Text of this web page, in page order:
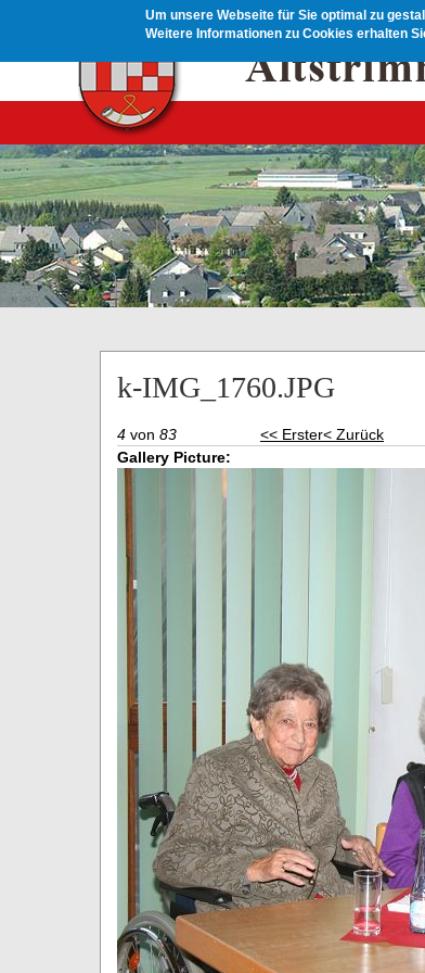
Um unsere Webseite für Sie optimal zu
Weitere Informationen zu Cookies erhalten
k-IMG_1760.JPG
4 von 83 << Erster< Zurück
Gallery Picture: